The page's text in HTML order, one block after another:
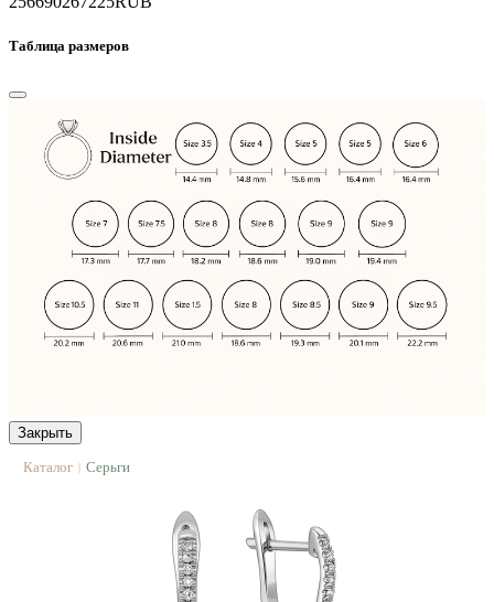
Таблица размеров
Закрыть
Каталог | Серьги